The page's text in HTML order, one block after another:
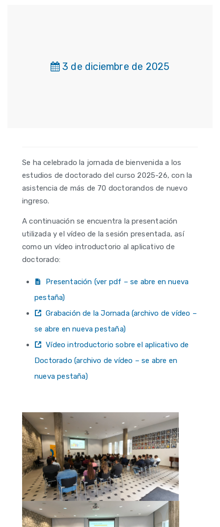
3 de diciembre de 2025
Se ha celebrado la jornada de bienvenida a los
estudios de doctorado del curso 2025-26, con la
asistencia de más de 70 doctorandos de nuevo
ingreso.
A continuación se encuentra la presentación
utilizada y el vídeo de la sesión presentada, así
como un vídeo introductorio al aplicativo de
doctorado:
Presentación (ver pdf – se abre en nueva
pestaña)
Grabación de la Jornada (archivo de vídeo –
se abre en nueva pestaña)
Vídeo introductorio sobre el aplicativo de
Doctorado (archivo de vídeo – se abre en
nueva pestaña)